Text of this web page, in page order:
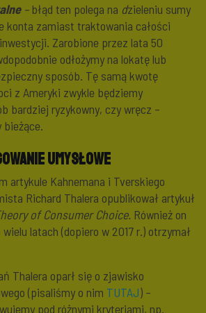
– błąd ten polega na dzieleniu sumy
konta zamiast traktowania całości
Zarobione przez lata 50
odłożymy na lokatę lub
sposób. Tę samą kwotę
z Ameryki zwykle będziemy
bardziej ryzykowny, czy wręcz –
bieżące.
umysłowe
artykule Kahnemana i Tverskiego
Richard Thalera opublikował artykuł
of Consumer Choice. Również on
latach (dopiero w 2017 r.) otrzymał
Thalera oparł się o zjawisko
(pisaliśmy o nim TUTAJ) –
pod różnymi kryteriami, np.